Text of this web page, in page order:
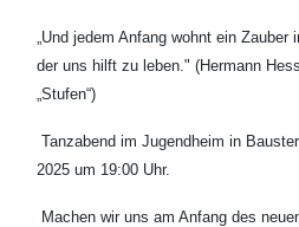
„Und jedem Anfang wohnt ein Zauber
der uns hilft zu leben." (Hermann
„Stufen“)
Tanzabend im Jugendheim in
2025 um 19:00 Uhr.
Machen wir uns am Anfang des